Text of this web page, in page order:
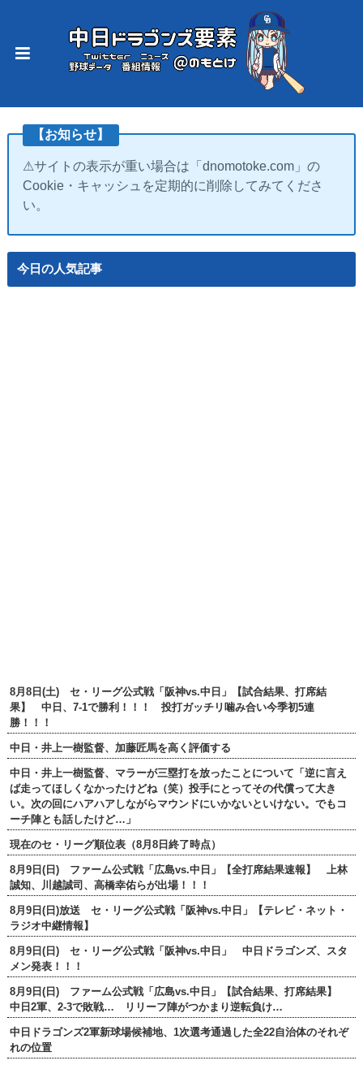
【お知らせ】
⚠サイトの表示が重い場合は「dnomotoke.com」の
Cookie・キャッシュを定期的に削除してみてくださ
い。
今日の人気記事
8月8日(土) セ・リーグ公式戦「阪神vs.中日」【試合結果、打席結
果】 中日、7-1で勝利！！！ 投打ガッチリ噛み合い今季初5連
勝！！！
中日・井上一樹監督、加藤匠馬を高く評価する
中日・井上一樹監督、マラーが三塁打を放ったことについて「逆に言え
ば走ってほしくなかったけどね（笑）投手にとってその代償って大き
い。次の回にハアハアしながらマウンドにいかないといけない。でもコ
ーチ陣とも話したけど…」
現在のセ・リーグ順位表（8月8日終了時点）
8月9日(日) ファーム公式戦「広島vs.中日」【全打席結果速報】 上林
誠知、川越誠司、高橋幸佑らが出場！！！
8月9日(日)放送 セ・リーグ公式戦「阪神vs.中日」【テレビ・ネット・
ラジオ中継情報】
8月9日(日) セ・リーグ公式戦「阪神vs.中日」 中日ドラゴンズ、スタ
メン発表！！！
8月9日(日) ファーム公式戦「広島vs.中日」【試合結果、打席結果】
中日2軍、2-3で敗戦… リリーフ陣がつかまり逆転負け…
中日ドラゴンズ2軍新球場候補地、1次選考通過した全22自治体のそれぞ
れの位置